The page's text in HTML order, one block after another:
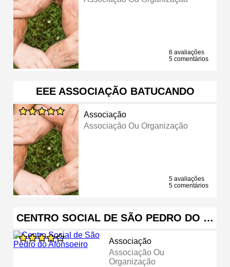
6 avaliações
5 comentários
EEE ASSOCIAÇÃO BATUCANDO
Associação
Associação Ou Organização
5 avaliações
5 comentários
CENTRO SOCIAL DE SÃO PEDRO DO …
Associação
Associação Ou
Organização